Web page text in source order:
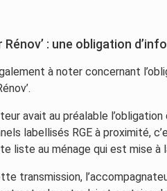
: une obligation
à noter concernant
avait au préalable
labellisés RGE à proximité,
liste au ménage qui est mise à
transmission,